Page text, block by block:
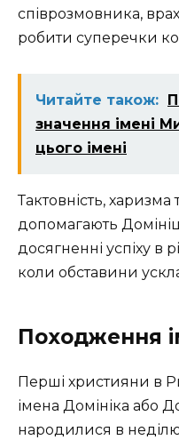
співрозмовника,
робити суперечки
Читайте також:
значення імені
цього імені
Тактовність, харизма
допомагають Домініці
досягненні успіху в
коли обставини
Походження
Перші християни в
імена Домініка або
народилися в